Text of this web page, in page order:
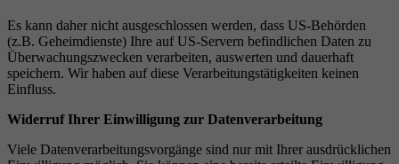
Es kann daher nicht ausgeschlossen werden, dass US-Behörden
(z.B. Geheimdienste) Ihre auf US-Servern befindlichen Daten zu
Überwachungszwecken verarbeiten, auswerten und dauerhaft
speichern. Wir haben auf diese Verarbeitungstätigkeiten keinen
Einfluss.
Widerruf Ihrer Einwilligung zur Datenverarbeitung
Viele Datenverarbeitungsvorgänge sind nur mit Ihrer ausdrücklichen